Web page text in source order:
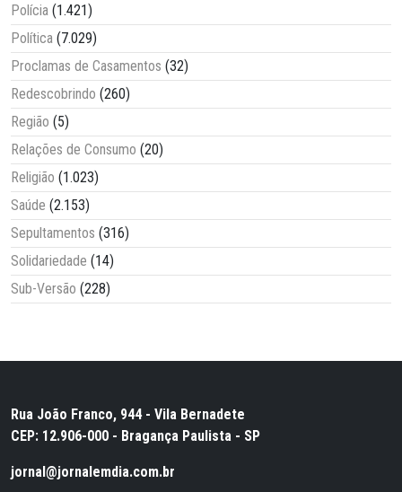
Polícia (1.421)
Política (7.029)
Proclamas de Casamentos (32)
Redescobrindo (260)
Região (5)
Relações de Consumo (20)
Religião (1.023)
Saúde (2.153)
Sepultamentos (316)
Solidariedade (14)
Sub-Versão (228)
Rua João Franco, 944 - Vila Bernadete
CEP: 12.906-000 - Bragança Paulista - SP
jornal@jornalemdia.com.br